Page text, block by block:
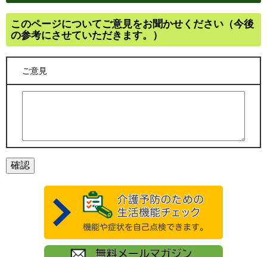
このページについてご意見をお聞かせください（今後
の参考にさせていただきます。）
ご意見